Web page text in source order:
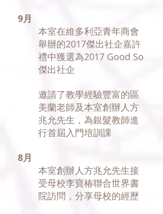
9月
​本室在維多利亞青年商會
舉辦的2017傑出社企嘉許
禮中獲選為2017 Good So
傑出社企
邀請了教學經驗豐富的區
美蘭老師及本室創辦人方
兆允先生，為銀髮教師進
行首屆入門培訓課
8月
​本室創辦人方兆允先生接
受母校李寶椿聯合世界書
院訪問，分享母校的經歷